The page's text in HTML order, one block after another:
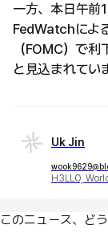
一方、本日午前
FedWatchによ
（FOMC）で
と見込まれてい
Uk Jin
H3LLO,
このニュース、ど